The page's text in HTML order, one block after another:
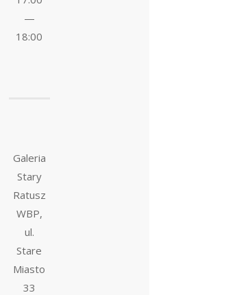
—
18:00
Galeria
Stary
Ratusz
WBP,
ul.
Stare
Miasto
33